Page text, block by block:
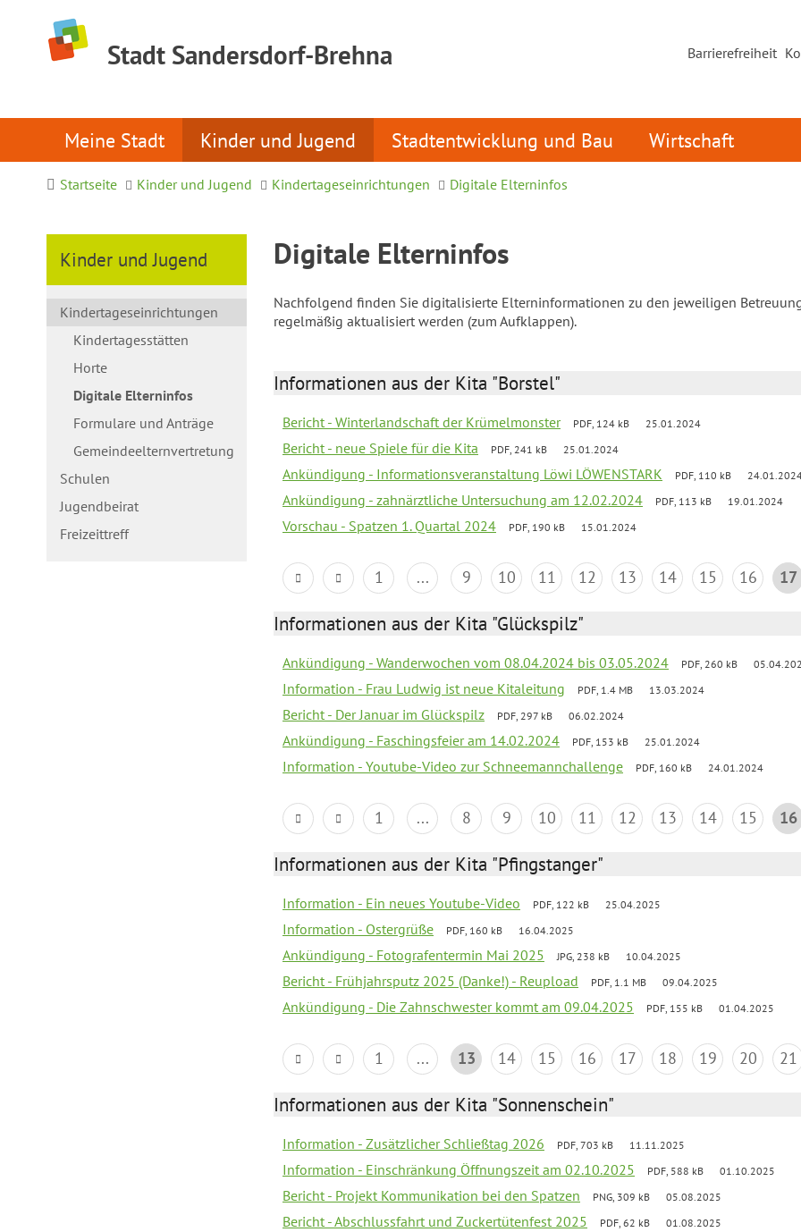
Stadt Sandersdorf-Brehna Barrierefreiheit
Meine Stadt Kinder und Jugend Stadtentwicklung und Bau Wirtschaft
Startseite Kinder und Jugend Kindertageseinrichtungen Digitale Elterninfos
Kinder und Jugend
Kindertageseinrichtungen
Kindertagesstätten
Horte
Digitale Elterninfos
Formulare und Anträge
Gemeindeelternvertretung
Schulen
Jugendbeirat
Freizeittreff
Digitale Elterninfos
Nachfolgend finden Sie digitalisierte Elterninformationen zu den jeweiligen
regelmäßig aktualisiert werden (zum Aufklappen).
Informationen aus der Kita "Borstel"
Bericht - Winterlandschaft der Krümelmonster PDF, 124 kB 25.01.2024
Bericht - neue Spiele für die Kita PDF, 241 kB 25.01.2024
Ankündigung - Informationsveranstaltung Löwi LÖWENSTARK PDF, 110 kB
Ankündigung - zahnärztliche Untersuchung am 12.02.2024 PDF, 113 kB 19.01.2024
Vorschau - Spatzen 1. Quartal 2024 PDF, 190 kB 15.01.2024
1 ... 9 10 11 12 13 14 15 16 17
Informationen aus der Kita "Glückspilz"
Ankündigung - Wanderwochen vom 08.04.2024 bis 03.05.2024 PDF, 260 kB
Information - Frau Ludwig ist neue Kitaleitung PDF, 1.4 MB 13.03.2024
Bericht - Der Januar im Glückspilz PDF, 297 kB 06.02.2024
Ankündigung - Faschingsfeier am 14.02.2024 PDF, 153 kB 25.01.2024
Information - Youtube-Video zur Schneemannchallenge PDF, 160 kB 24.01.2024
1 ... 8 9 10 11 12 13 14 15 16
Informationen aus der Kita "Pfingstanger"
Information - Ein neues Youtube-Video PDF, 122 kB 25.04.2025
Information - Ostergrüße PDF, 160 kB 16.04.2025
Ankündigung - Fotografentermin Mai 2025 JPG, 238 kB 10.04.2025
Bericht - Frühjahrsputz 2025 (Danke!) - Reupload PDF, 1.1 MB 09.04.2025
Ankündigung - Die Zahnschwester kommt am 09.04.2025 PDF, 155 kB 01.04.2025
1 ... 13 14 15 16 17 18 19 20 21
Informationen aus der Kita "Sonnenschein"
Information - Zusätzlicher Schließtag 2026 PDF, 703 kB 11.11.2025
Information - Einschränkung Öffnungszeit am 02.10.2025 PDF, 588 kB 01.10.2025
Bericht - Projekt Kommunikation bei den Spatzen PNG, 309 kB 05.08.2025
Bericht - Abschlussfahrt und Zuckertütenfest 2025 PDF, 62 kB 01.08.2025